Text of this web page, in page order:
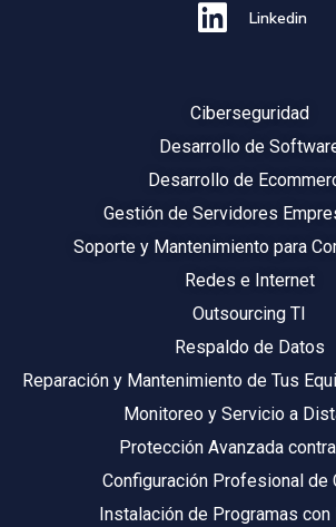
Linkedin
Ciberseguridad
Desarrollo de
Desarrollo de
Gestión de Servidores
Soporte y Mantenimiento para
Redes e Internet
Outsourcing TI
Respaldo de Datos
Reparación y Mantenimiento de Tus
Monitoreo y Servicio a
Protección Avanzada
Configuración Profesional de
Instalación de Programas con